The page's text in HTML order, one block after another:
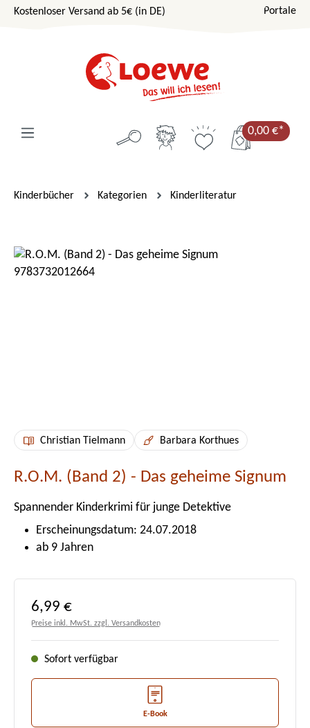
Zum Hauptinhalt springen
Kostenloser Versand ab 5€ (in DE) Portale
0,00 €*
Kinderbücher Kategorien Kinderliteratur
Bildergalerie überspringen
Christian Tielmann Barbara Korthues
R.O.M. (Band 2) - Das geheime Signum
Spannender Kinderkrimi für junge Detektive
Erscheinungsdatum: 24.07.2018
ab 9 Jahren
Regulärer Preis:
6,99 €
Preise inkl. MwSt. zzgl. Versandkosten
Sofort verfügbar
E-Book